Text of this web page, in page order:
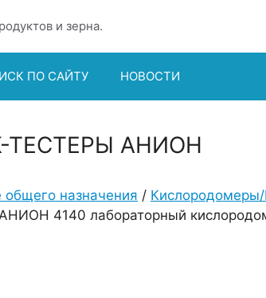
и зерна.
ПО САЙТУ НОВОСТИ
АНИОН
общего назначения /
4140 лабораторный